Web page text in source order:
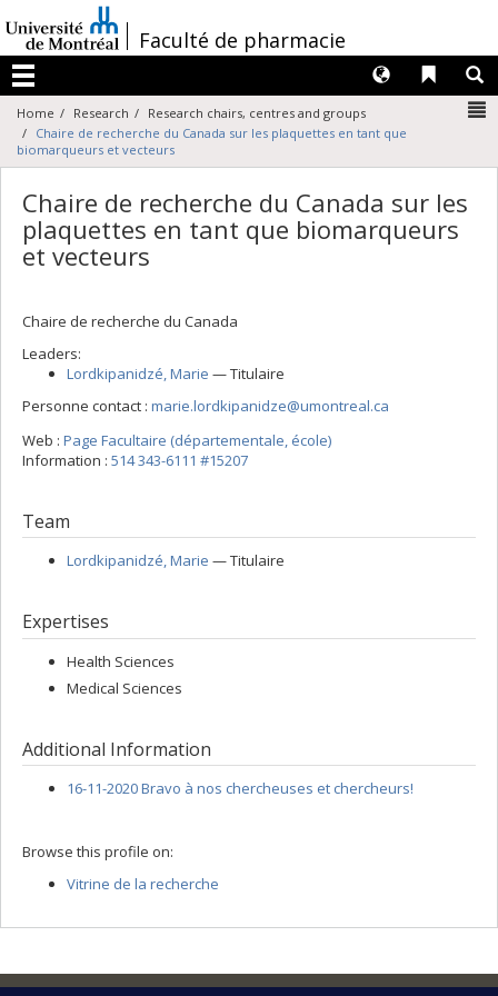
au
contenu
/Faculté de pharmacie
Menu
Liens
Langues
Home Research
Research chairs, centres and groups
Chaire de recherche du Canada sur les plaquettes en tant que
biomarqueurs et vecteurs
Chaire de recherche du Canada sur les
plaquettes en tant que biomarqueurs
et vecteurs
Chaire de recherche du Canada
Leaders:
Lordkipanidzé, Marie — Titulaire
Personne contact : marie.lordkipanidze@umontreal.ca
Web : Page Facultaire (départementale, école)
Information : 514 343-6111 #15207
Team
Lordkipanidzé, Marie — Titulaire
Expertises
Health Sciences
Medical Sciences
Additional Information
16-11-2020 Bravo à nos chercheuses et chercheurs!
Browse this profile on:
Vitrine de la recherche